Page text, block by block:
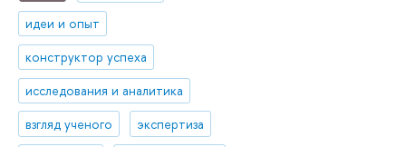
идеи и опыт
конструктор успеха
исследования и аналитика
взгляд ученого
экспертиза